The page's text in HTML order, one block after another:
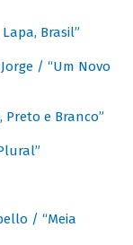
Brasil”
/ “Um Novo
e Branco”
/ “Meia